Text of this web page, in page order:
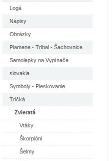
Logá
Nápisy
Obrázky
Plamene - Tribal - Šachovnice
Samolepky na Vypínače
slovakia
Symboly - Pieskovanie
Tričká
Zvieratá
Vtáky
Škorpióni
Šelmy